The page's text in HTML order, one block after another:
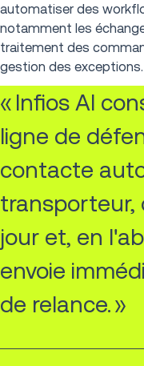
automatiser des
notamment les
traitement des
gestion des exceptions.
« Infios AI
ligne de
contacte
transporteur,
jour et, en
envoie
de relance. »